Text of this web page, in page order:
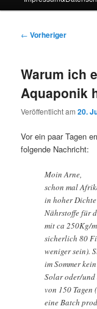
Beitragsnavigation
← Vorheriger
Warum ich
Aquaponik
Veröffentlicht am20.
Vor ein paar Tagen
folgende Nachricht:
Moin Arne,
schon mal
in hoher
Nährstoffe für
mit ca 250Kg/
sicherlich 80
weniger sein).
im Sommer
Solar oder/und
von 150
eine Batch